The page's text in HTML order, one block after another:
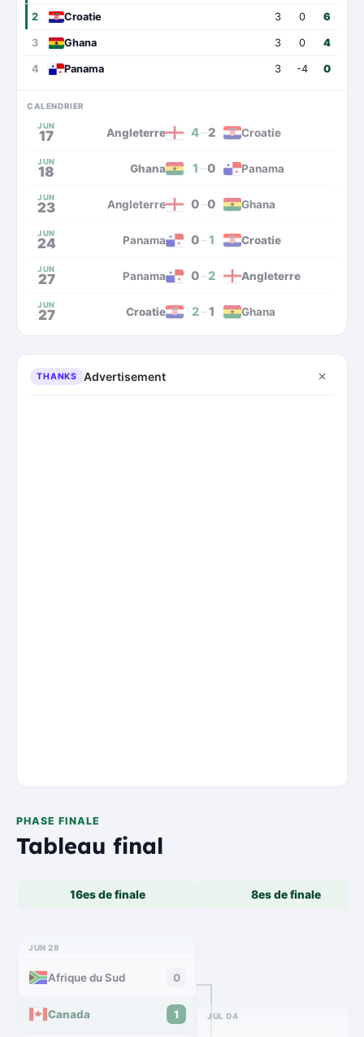
2 Croatie 3 0 6
3 Ghana 3 0 4
4 Panama 3 -4 0
CALENDRIER
JUN
17 Angleterre 4–2 Croatie
JUN
18 Ghana 1 –0 Panama
JUN
23 Angleterre 0–0 Ghana
JUN
24 Panama 0–1 Croatie
JUN
27 Panama 0–2 Angleterre
JUN
27 Croatie 2–1 Ghana
THANKS Advertisement
PHASE FINALE
Tableau final
16es de finale
JUN 28
Afrique du Sud 0
Canada 1
8es de finale
JUL 04